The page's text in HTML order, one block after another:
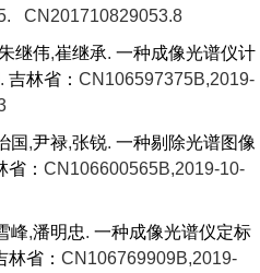
CN201710829053.8
继伟,崔继承. 一种成像光谱仪计
吉林省： CN106597375B,2019-
国,尹禄,张锐. 一种剔除光谱图像
省： CN106600565B,2019-10-
峰,潘明忠. 一种成像光谱仪定标
林省： CN106769909B,2019-